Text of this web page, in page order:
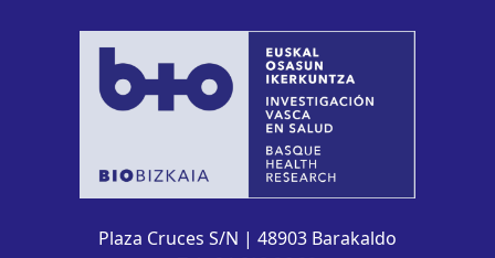
Plaza Cruces S/N | 48903 Barakaldo